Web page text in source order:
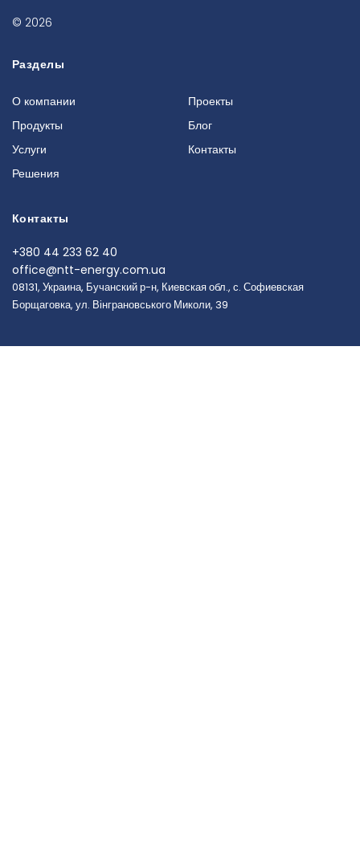
© 2026
Разделы
О компании
Продукты
Услуги
Решения
Проекты
Блог
Контакты
Контакты
+380 44 233 62 40
office@ntt-energy.com.ua
08131, Украина, Бучанский р-н, Киевская обл., с. Софиевская
Борщаговка, ул. Вінграновського Миколи, 39